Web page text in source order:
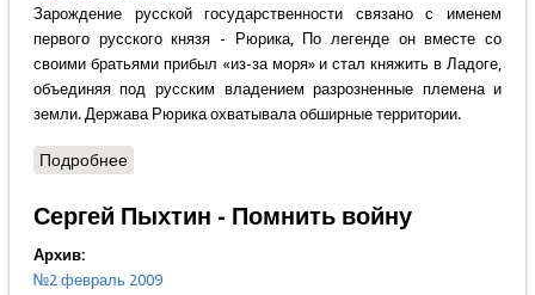
Зарождение русской государственности связано с именем
первого русского князя - Рюрика, По легенде он вместе со
своими братьями прибыл «из-за моря» и стал княжить в Ладоге,
объединяя под русским владением разрозненные племена и
земли. Держава Рюрика охватывала обширные территории.
Подробнеео Всеволод Меркулов - Забытая родословная
Сергей Пыхтин - Помнить войну
Архив:
№2 февраль 2009